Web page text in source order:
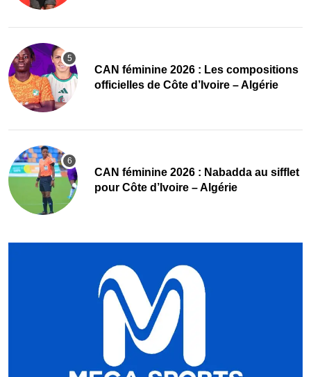
‎CAN féminine 2026 : Les compositions
officielles de Côte d’Ivoire – Algérie
‎CAN féminine 2026 : Nabadda au sifflet
pour Côte d’Ivoire – Algérie